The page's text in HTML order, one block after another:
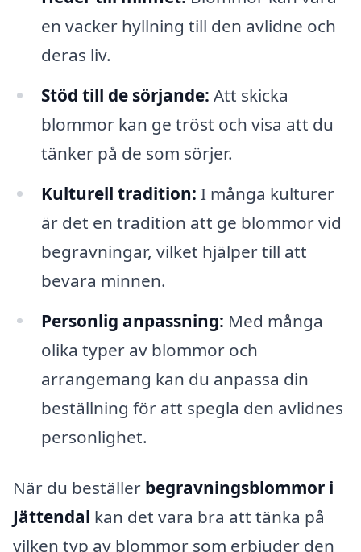
en vacker hyllning till den avlidne och
deras liv.
Stöd till de sörjande: Att skicka
blommor kan ge tröst och visa att du
tänker på de som sörjer.
Kulturell tradition: I många kulturer
är det en tradition att ge blommor vid
begravningar, vilket hjälper till att
bevara minnen.
Personlig anpassning: Med många
olika typer av blommor och
arrangemang kan du anpassa din
beställning för att spegla den avlidnes
personlighet.
När du beställer begravningsblommor i
Jättendal kan det vara bra att tänka på
vilken typ av blommor som erbjuder den